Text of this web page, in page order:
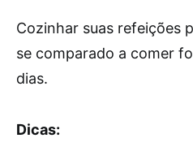
Cozinhar suas refeições
se comparado a comer
dias.
Dicas: